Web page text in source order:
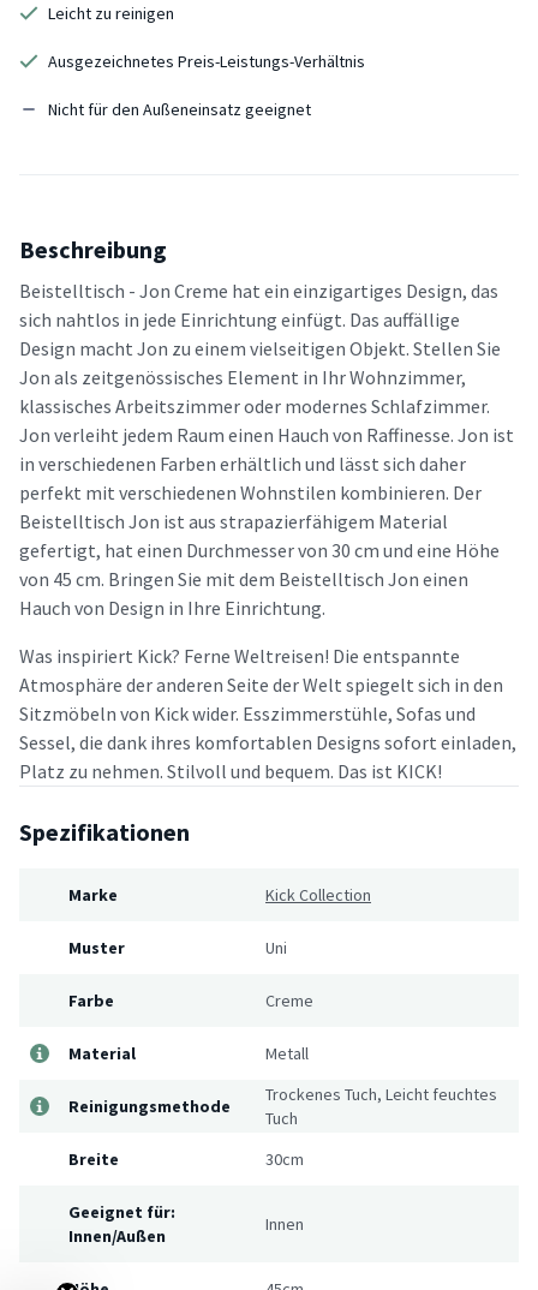
Leicht zu reinigen
Ausgezeichnetes Preis-Leistungs-Verhältnis
Nicht für den Außeneinsatz geeignet
Beschreibung
Beistelltisch - Jon Creme hat ein einzigartiges Design, das
sich nahtlos in jede Einrichtung einfügt. Das auffällige
Design macht Jon zu einem vielseitigen Objekt. Stellen Sie
Jon als zeitgenössisches Element in Ihr Wohnzimmer,
klassisches Arbeitszimmer oder modernes Schlafzimmer.
Jon verleiht jedem Raum einen Hauch von Raffinesse. Jon ist
in verschiedenen Farben erhältlich und lässt sich daher
perfekt mit verschiedenen Wohnstilen kombinieren. Der
Beistelltisch Jon ist aus strapazierfähigem Material
gefertigt, hat einen Durchmesser von 30 cm und eine Höhe
von 45 cm. Bringen Sie mit dem Beistelltisch Jon einen
Hauch von Design in Ihre Einrichtung.
Was inspiriert Kick? Ferne Weltreisen! Die entspannte
Atmosphäre der anderen Seite der Welt spiegelt sich in den
Sitzmöbeln von Kick wider. Esszimmerstühle, Sofas und
Sessel, die dank ihres komfortablen Designs sofort einladen,
Platz zu nehmen. Stilvoll und bequem. Das ist KICK!
Spezifikationen
Marke Kick Collection
Muster Uni
Farbe Creme
Material Metall
Reinigungsmethode
Trockenes Tuch, Leicht feuchtes
Tuch
Breite
30cm
Geeignet für:
Innen/Außen
Innen